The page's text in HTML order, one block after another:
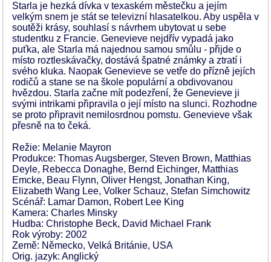
Starla je hezká dívka v texaském městečku a jejím
velkým snem je stát se televizní hlasatelkou. Aby uspěla v
soutěži krásy, souhlasí s návrhem ubytovat u sebe
studentku z Francie. Genevieve nejdřív vypadá jako
puťka, ale Starla má najednou samou smůlu - přijde o
místo roztleskávačky, dostává špatné známky a ztratí i
svého kluka. Naopak Genevieve se vetře do přízně jejích
rodičů a stane se na škole populární a obdivovanou
hvězdou. Starla začne mít podezření, že Genevieve ji
svými intrikami připravila o její místo na slunci. Rozhodne
se proto připravit nemilosrdnou pomstu. Genevieve však
přesně na to čeká.
Režie: Melanie Mayron
Produkce: Thomas Augsberger, Steven Brown, Matthias
Deyle, Rebecca Donaghe, Bernd Eichinger, Matthias
Emcke, Beau Flynn, Oliver Hengst, Jonathan King,
Elizabeth Wang Lee, Volker Schauz, Stefan Simchowitz
Scénář: Lamar Damon, Robert Lee King
Kamera: Charles Minsky
Hudba: Christophe Beck, David Michael Frank
Rok výroby: 2002
Země: Německo, Velká Británie, USA
Orig. jazyk: Anglický